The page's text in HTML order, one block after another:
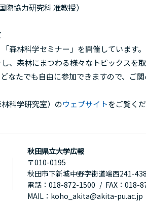
協力研究科 准教授）
森林科学セミナー」を開催しています。
、森林にまつわる様々なトピックスを
なたでも自由に参加できますので、ご
科学研究室）のウェブサイトをご覧く
秋田県立大学広報
〒010-0195
秋田市下新城中野字街道端西241-438
電話：018-872-1500
FAX：018-
MAIL：koho_akita@akita-pu.ac.jp